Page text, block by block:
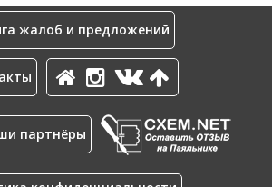
жалоб и предложений
партнёры